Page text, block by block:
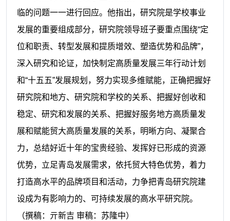
临的问题一一进行回应。他指出，研究院是学校事业
发展的重要组成部分，研究院领导班子要重点围绕“定
位和职责、转型发展和提质增效、塑造优势和品牌”，
深入研究和论证，加快制定高质量发展三年行动计划
和“十五五”发展规划，努力实现多维赋能，正确把握好
研究院和地方、研究院和学校的关系、把握好创收和
稳定、研究和发展的关系、把握好服务地方高质量发
展和赋能贸大高质量发展的关系，明晰方向、凝聚合
力，总结好近十年的宝贵经验、发挥好已形成的资源
优势，立足青岛发展需求，依托贸大特色优势，着力
打造高水平的品牌项目和活动，力争把青岛研究院建
设成为有影响力的、可持续发展的高水平研究院。
（撰稿：亓新吉 审稿：苏隆中）